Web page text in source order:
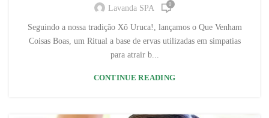
Lavanda SPA 0
Seguindo a nossa tradição Xô Uruca!, lançamos o Que Venham
Coisas Boas, um Ritual a base de ervas utilizadas em simpatias
para atrair b...
CONTINUE READING